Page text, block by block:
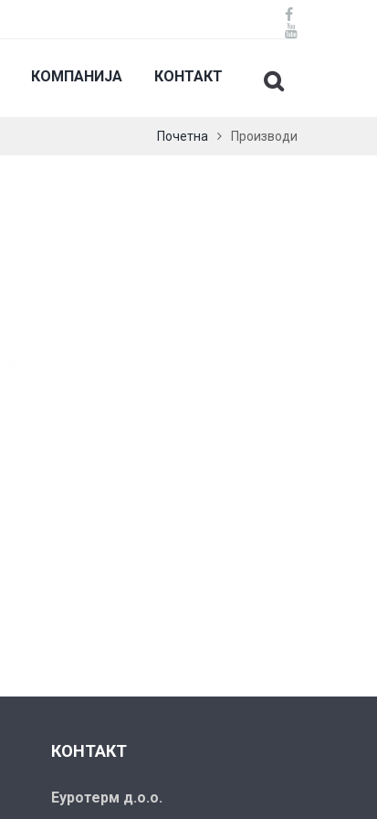
КОМПАНИЈА КОНТАКТ
Почетна Производи
КОНТАКТ
Еуротерм д.о.о.